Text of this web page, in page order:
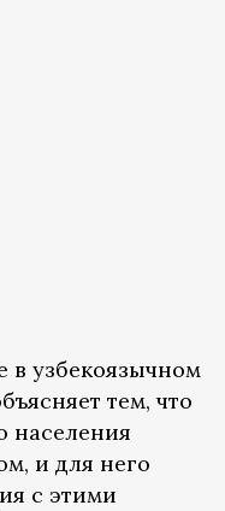
в узбекоязычном
тем, что
населения
и для него
с этими